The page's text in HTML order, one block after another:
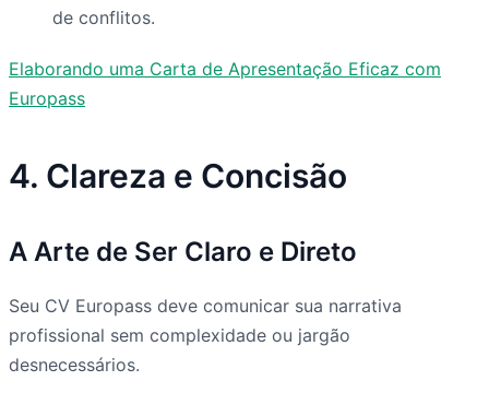
de conflitos.
Elaborando uma Carta de Apresentação Eficaz com
Europass
4. Clareza e Concisão
A Arte de Ser Claro e Direto
Seu CV Europass deve comunicar sua narrativa
profissional sem complexidade ou jargão
desnecessários.